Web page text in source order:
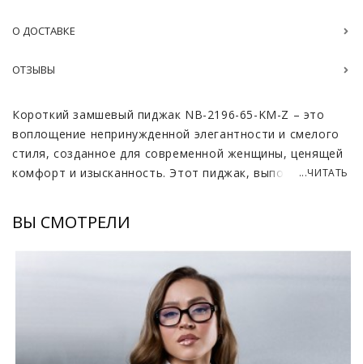
О ДОСТАВКЕ
ОТЗЫВЫ
Короткий замшевый пиджак NB-2196-65-KM-Z – это
воплощение непринужденной элегантности и смелого
стиля, созданное для современной женщины, ценящей
комфорт и изысканность. Этот пиджак, выполненный
мягкостью, бархатистостью и долговечностью. Она
приятна на ощупь и обеспечивает комфорт в течение
всего дня. Оптимальная длина (60-65 см) позволяет
носить пиджак с брюками, юбками или платьями,
создавая стильные и гармоничные силуэты. Широкий
...ЧИТАТЬ
ВЫ СМОТРЕЛИ